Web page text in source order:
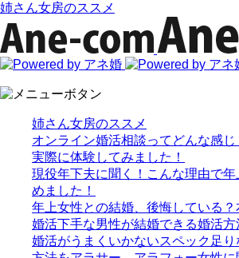
姉さん女房のススメ
姉さん女房のススメ
オンライン婚活相談ってどんな感
実際に体験してみました！
現役年下夫に聞く！こんな理由で
めました！
年上女性との結婚、後悔している？
婚活下手な男性が結婚できる婚活方
婚活がうまくいかないスペック足